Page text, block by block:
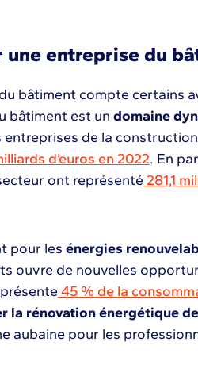
entreprise du
bâtiment compte certains
bâtiment est un domaine
entreprises de la
d’euros en 2022. En
ont représenté 281,1
pour les énergies
ouvre de nouvelles
45 % de la
la rénovation énergétique
aubaine pour les